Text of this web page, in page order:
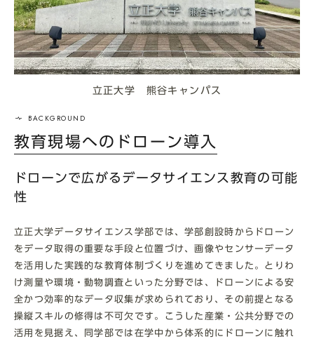
立正大学 熊谷キャンパス
教育現場へのドローン導入
ドローンで広がるデータサイエンス教育の可能
性
立正大学データサイエンス学部では、学部創設時からドローン
をデータ取得の重要な手段と位置づけ、画像やセンサーデータ
を活用した実践的な教育体制づくりを進めてきました。とりわ
け測量や環境・動物調査といった分野では、ドローンによる安
全かつ効率的なデータ収集が求められており、その前提となる
操縦スキルの修得は不可欠です。こうした産業・公共分野での
活用を見据え、同学部では在学中から体系的にドローンに触れ